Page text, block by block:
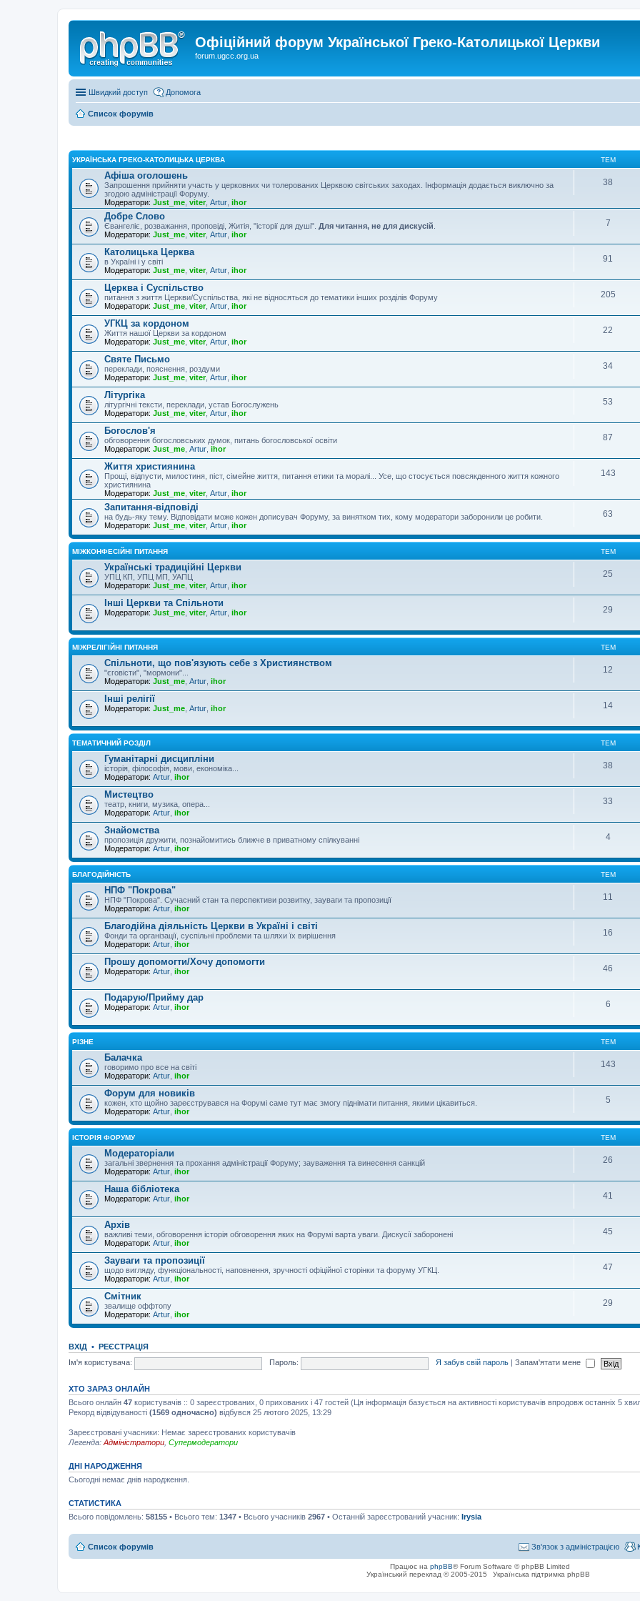
Офіційний форум Української Греко-Католицької Церкви
forum.ugcc.org.ua
Швидкий доступ Допомога
Список форумів
УКРАЇНСЬКА ГРЕКО-КАТОЛИЦЬКА ЦЕРКВА ТЕМ
Афіша оголошень
Запрошення прийняти участь у церковних чи толерованих Церквою світських заходах. Інформація додається виключно за
згодою адміністрації Форуму.
Модератори: Just_me viter, Artur ihor
38
Добре Слово
Євангеліє, розважання, проповіді, Житія, "історії для душі". Для читання, не для дискусій
Модератори: Just_me viter, Artur ihor
7
Католицька Церква
в Україні і у світі
Модератори: Just_me viter, Artur ihor
91
Церква і Суспільство
питання з життя Церкви/Суспільства, які не відносяться до тематики інших розділів Форуму
Модератори: Just_me viter, Artur ihor
205
УГКЦ за кордоном
Життя нашої Церкви за кордоном
Модератори: Just_me viter, Artur ihor
22
Святе Письмо
переклади, пояснення, роздуми
Модератори: Just_me viter, Artur ihor
34
Літургіка
літургічні тексти, переклади, устав Богослужень
Модератори: Just_me viter, Artur ihor
53
Богослов'я
обговорення богословських думок, питань богословської освіти
Модератори: Just_me Artur ihor
87
Життя християнина
Прощі, відпусти, милостиня, піст, сімейне життя, питання етики та моралі... Усе, що стосується повсякденного життя кожного
християнина
Модератори: Just_me viter, Artur ihor
143
Запитання-відповіді
на будь-яку тему. Відповідати може кожен дописувач Форуму, за винятком тих, кому модератори заборонили це робити.
Модератори: Just_me viter, Artur ihor
63
МІЖКОНФЕСІЙНІ ПИТАННЯ ТЕМ
Українські традиційні Церкви
УПЦ КП, УПЦ МП, УАПЦ
Модератори: Just_me viter, Artur ihor
25
Інші Церкви та Спільноти
Модератори: Just_me viter, Artur ihor 29
МІЖРЕЛІГІЙНІ ПИТАННЯ ТЕМ
Спільноти, що пов'язують себе з Християнством
"єговісти", "мормони"...
Модератори: Just_me Artur ihor
12
Інші релігії
Модератори: Just_me Artur ihor 14
ТЕМАТИЧНИЙ РОЗДІЛ ТЕМ
Гуманітарні дисципліни
історія, філософія, мови, економіка...
Модератори: Artur ihor
38
Мистецтво
театр, книги, музика, опера...
Модератори: Artur ihor
33
Знайомства
пропозиція дружити, познайомитись ближче в приватному спілкуванні
Модератори: Artur ihor
4
БЛАГОДІЙНІСТЬ ТЕМ
НПФ "Покрова"
НПФ "Покрова". Сучасний стан та перспективи розвитку, зауваги та пропозиції
Модератори: Artur ihor
11
Благодійна діяльність Церкви в Україні і світі
Фонди та організації, суспільні проблеми та шляхи їх вирішення
Модератори: Artur ihor
16
Прошу допомогти/Хочу допомогти
Модератори: Artur ihor 46
Подарую/Прийму дар
Модератори: Artur ihor 6
РІЗНЕ ТЕМ
Балачка
говоримо про все на світі
Модератори: Artur ihor
143
Форум для новиків
кожен, хто щойно зареєструвався на Форумі саме тут має змогу піднімати питання, якими цікавиться.
Модератори: Artur ihor
5
ІСТОРІЯ ФОРУМУ ТЕМ
Модераторіали
загальні звернення та прохання адміністрації Форуму; зауваження та винесення санкцій
Модератори: Artur ihor
26
Наша бібліотека
Модератори: Artur ihor 41
Архів
важливі теми, обговорення історія обговорення яких на Форумі варта уваги. Дискусії заборонені
Модератори: Artur ihor
45
Зауваги та пропозиції
щодо вигляду, функціональності, наповнення, зручності офіційної сторінки та форуму УГКЦ.
Модератори: Artur ihor
47
Смітник
звалище оффтопу
Модератори: Artur ihor
29
ВХІД • РЕЄСТРАЦІЯ
Ім'я користувача:
Пароль: Я забув свій пароль Запам'ятати мене
ХТО ЗАРАЗ ОНЛАЙН
Всього онлайн 47 користувачів :: 0 зареєстрованих, 0 прихованих і 47 гостей (Ця інформація базується на активності користувачів впродовж останніх 5
Рекорд відвідуваності (1569 одночасно) відбувся 25 лютого 2025, 13:29
Зареєстровані учасники: Немає зареєстрованих користувачів
Легенда: Адміністратори Супермодератори
ДНІ НАРОДЖЕННЯ
Сьогодні немає днів народження.
СТАТИСТИКА
Всього повідомлень: 58155 • Всього тем: 1347 • Всього учасників 2967 • Останній зареєстрований учасник: Irysia
Список форумів Зв'язок з адміністрацією
Працює на phpBB® Forum Software © phpBB Limited
Український переклад © 2005-2015
Українська підтримка phpBB